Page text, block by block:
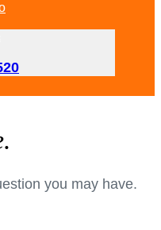
you may have.